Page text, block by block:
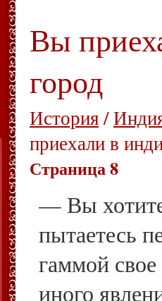
Вы
город
История/
приехали в
Страница 8
— Вы хотите
пытаетесь
гаммой
иного